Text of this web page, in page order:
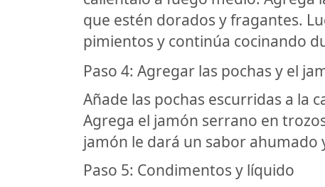
que estén dorados y fragantes.
pimientos y continúa cocinando
Paso 4: Agregar las pochas y el
Añade las pochas escurridas a la
Agrega el jamón serrano en
jamón le dará un sabor ahumado
Paso 5: Condimentos y líquido